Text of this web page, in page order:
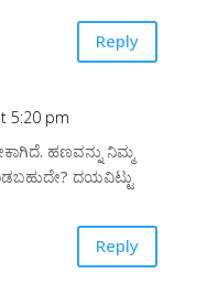
Reply
5:20 pm
ಹಣವನ್ನು ನಿಮ್ಮ
ದಯವಿಟ್ಟು
Reply